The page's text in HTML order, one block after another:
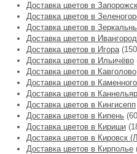
Доставка цветов в
Доставка цветов в
Доставка цветов в
Доставка цветов в Ивангород
Доставка цветов в Игора
Доставка цветов в Ильичёво
Доставка цветов в Кавголово
Доставка цветов в
Доставка цветов в
Доставка цветов в Кингисепп
Доставка цветов в Кипень
Доставка цветов в Кириши
Доставка цветов в Кировск
Доставка цветов в Кирполье